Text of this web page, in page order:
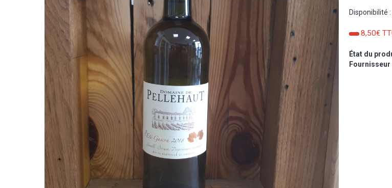
Disponibilité :
8,50€
État du
Fournisseur